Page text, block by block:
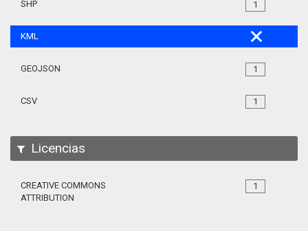
1
SHP
KML
1
GEOJSON
1
CSV
Licencias
1
CREATIVE COMMONS
ATTRIBUTION